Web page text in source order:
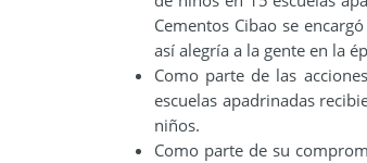
Cementos Cibao se
así alegría a la gente en la
Como parte de las
escuelas apadrinadas
niños.
Como parte de su